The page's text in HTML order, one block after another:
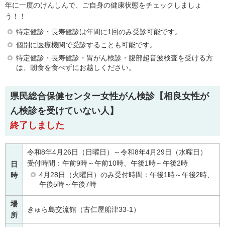
年に一度のけんしんで、ご自身の健康状態をチェックしましょ
う！！
特定健診・長寿健診は年間に1回のみ受診可能です。
個別に医療機関で受診することも可能です。
特定健診・長寿健診・胃がん検診・腹部超音波検査を受ける方
は、朝食を食べずにお越しください。
県民総合保健センター女性がん検診【相良女性が
ん検診を受けていない人】
終了しました
日
時
令和8年4月26日（日曜日）～令和8年4月29日（水曜日）
受付時間：午前9時～午前10時、午後1時～午後2時
4月28日（火曜日）のみ受付時間：午後1時～午後2時、
午後5時～午後7時
場
所
きゅら島交流館（古仁屋船津33-1）